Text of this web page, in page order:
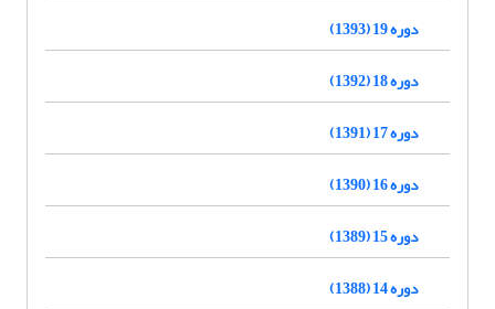
دوره 19 (1393)
دوره 18 (1392)
دوره 17 (1391)
دوره 16 (1390)
دوره 15 (1389)
دوره 14 (1388)